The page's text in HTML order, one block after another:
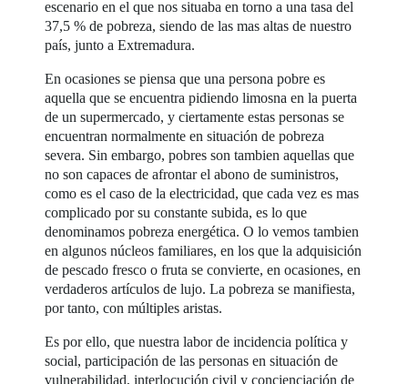
escenario en el que nos situaba en torno a una tasa del
37,5 % de pobreza, siendo de las mas altas de nuestro
país, junto a Extremadura.
En ocasiones se piensa que una persona pobre es
aquella que se encuentra pidiendo limosna en la puerta
de un supermercado, y ciertamente estas personas se
encuentran normalmente en situación de pobreza
severa. Sin embargo, pobres son tambien aquellas que
no son capaces de afrontar el abono de suministros,
como es el caso de la electricidad, que cada vez es mas
complicado por su constante subida, es lo que
denominamos pobreza energética. O lo vemos tambien
en algunos núcleos familiares, en los que la adquisición
de pescado fresco o fruta se convierte, en ocasiones, en
verdaderos artículos de lujo. La pobreza se manifiesta,
por tanto, con múltiples aristas.
Es por ello, que nuestra labor de incidencia política y
social, participación de las personas en situación de
vulnerabilidad, interlocución civil y concienciación de